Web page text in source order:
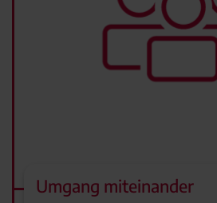
Umgang miteinander